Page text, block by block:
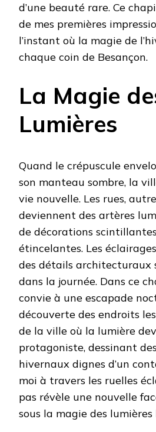
d’une beauté rare. Ce
de mes premières
l’instant où la magie de
chaque coin de Besançon.
La Magie
Lumières
Quand le crépuscule
son manteau sombre, la
vie nouvelle. Les rues,
deviennent des artères
de décorations
étincelantes. Les
des détails architecturaux
dans la journée. Dans ce
convie à une escapade
découverte des endroits
de la ville où la lumière
protagoniste, dessinant
hivernaux dignes d’un
moi à travers les ruelles
pas révèle une nouvelle
sous la magie des